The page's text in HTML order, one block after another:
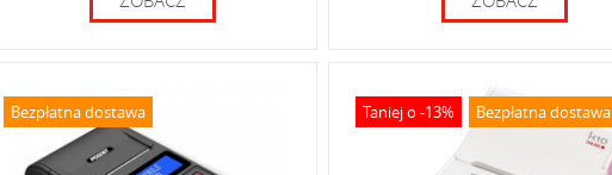
Bezpłatna dostawa Taniej o -13% Bezpłatna dostawa